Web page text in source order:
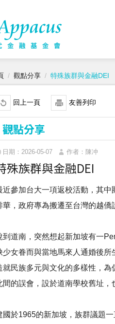
觀點分享 特殊族群與金融DEI
回上一頁 友善列印
觀點分享
日期：2026-05-07 作者：陳冲
殊族群與金融DEI
近參加台大一項返校活動，其
華，政府專為搬遷至台灣的越僑
到道南，突然想起新加坡有一
少女眷而與當地馬來人通婚後所
就民族多元與文化的多樣性，
間的誤會，設於道南學校舊址，
國於1965的新加坡，族群議題